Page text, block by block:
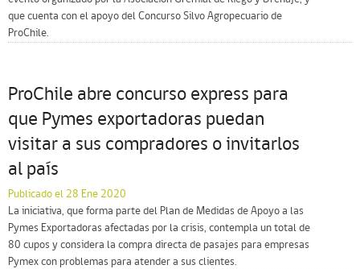
que cuenta con el apoyo del Concurso Silvo Agropecuario de
ProChile.
ProChile abre concurso express para
que Pymes exportadoras puedan
visitar a sus compradores o invitarlos
al país
Publicado el 28 Ene 2020
La iniciativa, que forma parte del Plan de Medidas de Apoyo a las
Pymes Exportadoras afectadas por la crisis, contempla un total de
80 cupos y considera la compra directa de pasajes para empresas
Pymex con problemas para atender a sus clientes.